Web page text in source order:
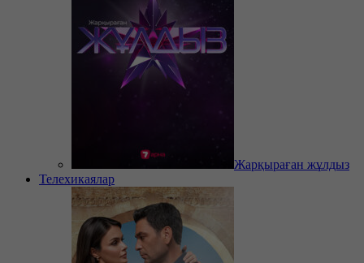
Жарқыраған жұлдыз
Телехикаялар